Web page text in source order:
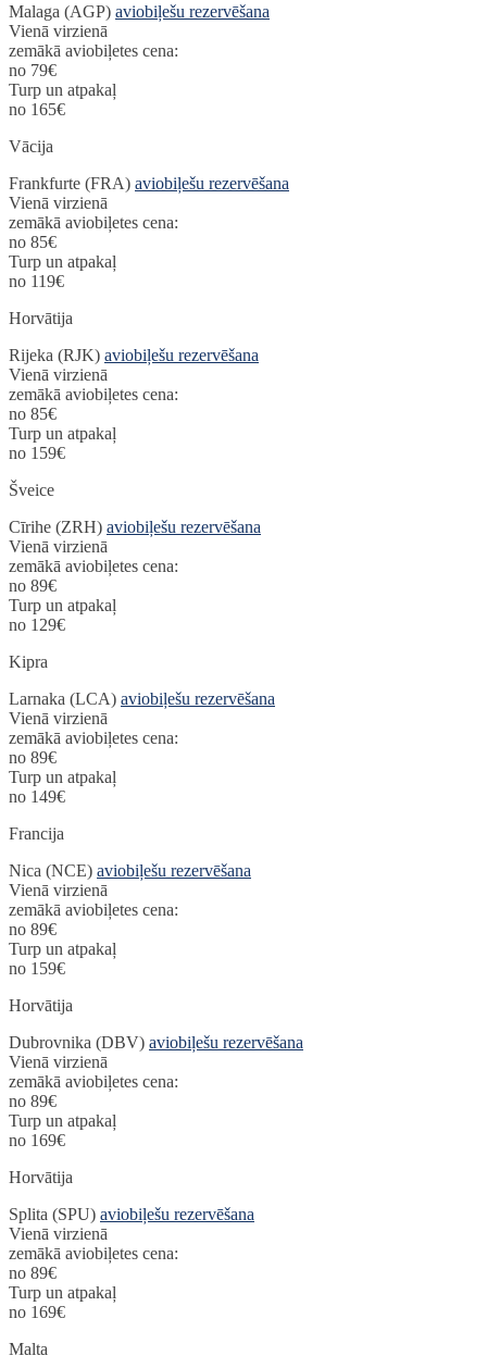
Malaga (AGP) aviobiļešu rezervēšana
Vienā virzienā
zemākā aviobiļetes cena:
no 79€
Turp un atpakaļ
no 165€
Vācija
Frankfurte (FRA) aviobiļešu rezervēšana
Vienā virzienā
zemākā aviobiļetes cena:
no 85€
Turp un atpakaļ
no 119€
Horvātija
Rijeka (RJK) aviobiļešu rezervēšana
Vienā virzienā
zemākā aviobiļetes cena:
no 85€
Turp un atpakaļ
no 159€
Šveice
Cīrihe (ZRH) aviobiļešu rezervēšana
Vienā virzienā
zemākā aviobiļetes cena:
no 89€
Turp un atpakaļ
no 129€
Kipra
Larnaka (LCA) aviobiļešu rezervēšana
Vienā virzienā
zemākā aviobiļetes cena:
no 89€
Turp un atpakaļ
no 149€
Francija
Nica (NCE) aviobiļešu rezervēšana
Vienā virzienā
zemākā aviobiļetes cena:
no 89€
Turp un atpakaļ
no 159€
Horvātija
Dubrovnika (DBV) aviobiļešu rezervēšana
Vienā virzienā
zemākā aviobiļetes cena:
no 89€
Turp un atpakaļ
no 169€
Horvātija
Splita (SPU) aviobiļešu rezervēšana
Vienā virzienā
zemākā aviobiļetes cena:
no 89€
Turp un atpakaļ
no 169€
Malta